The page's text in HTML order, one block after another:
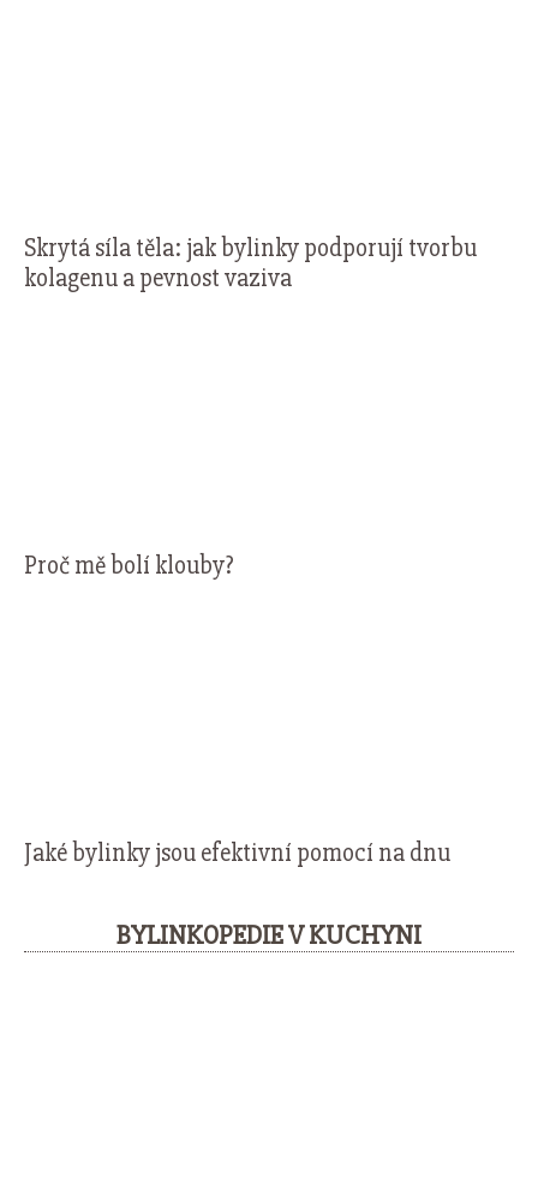
Skrytá síla těla: jak bylinky podporují tvorbu
kolagenu a pevnost vaziva
Proč mě bolí klouby?
Jaké bylinky jsou efektivní pomocí na dnu
BYLINKOPEDIE V KUCHYNI